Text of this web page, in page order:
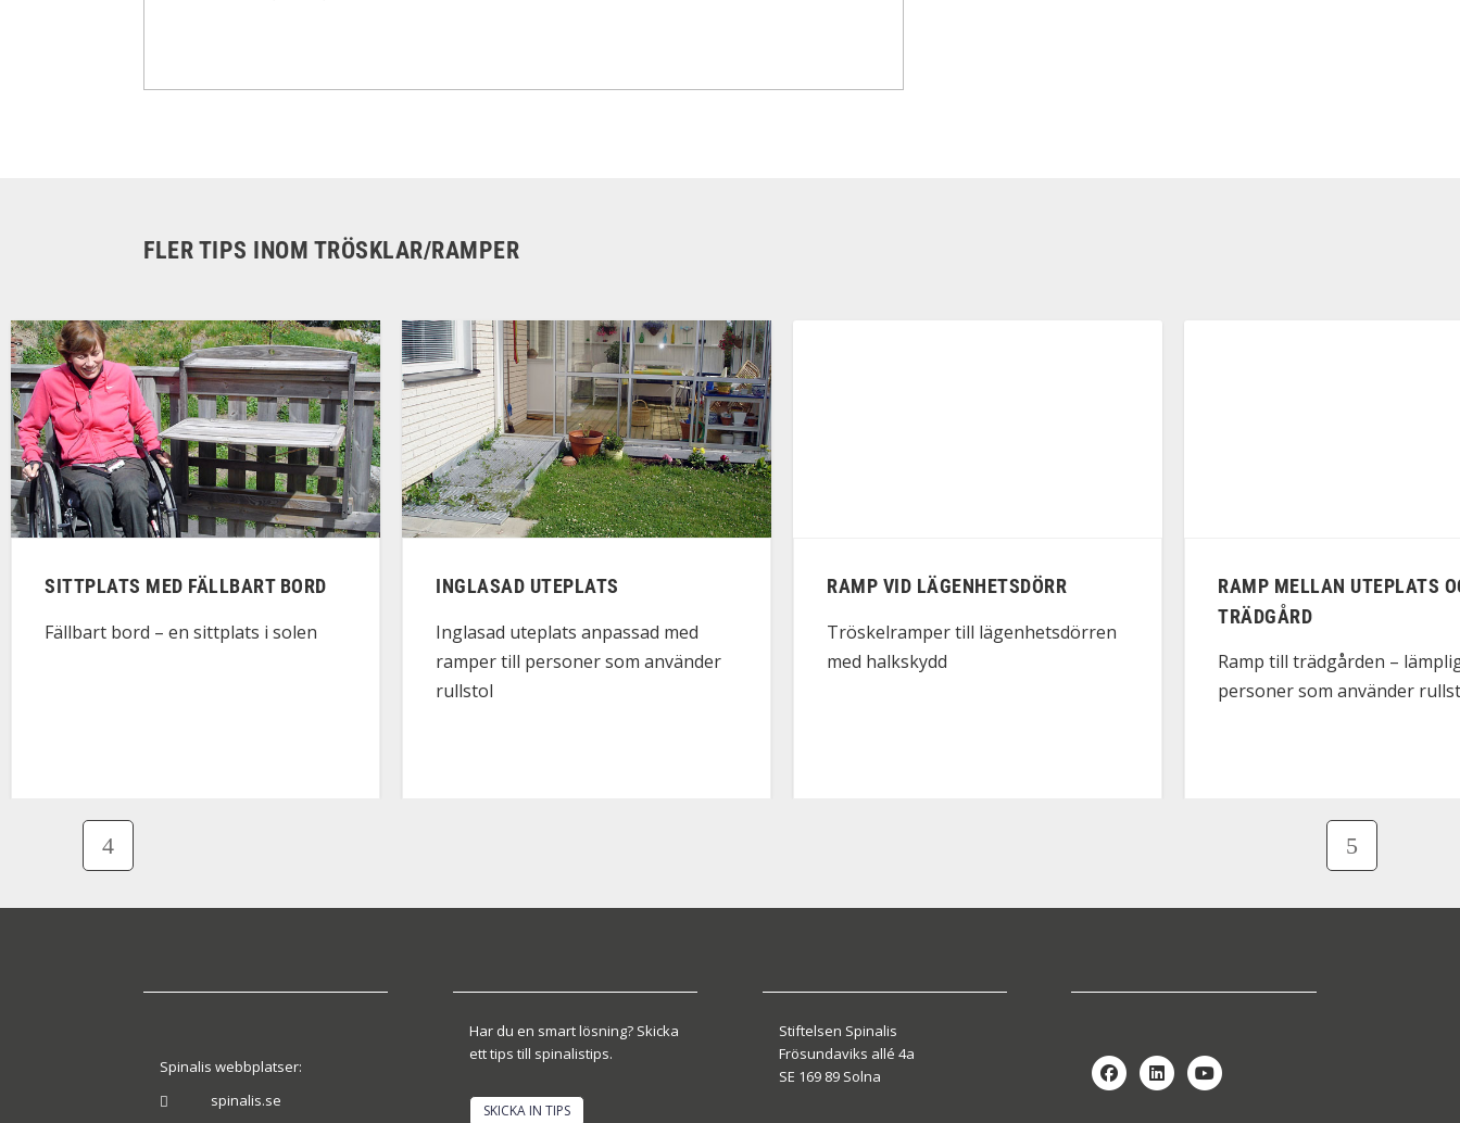
FLER TIPS INOM TRÖSKLAR/RAMPER
SITTPLATS MED FÄLLBART BORD
Fällbart bord – en sittplats i solen
INGLASAD UTEPLATS
Inglasad uteplats anpassad med
ramper till personer som använder
rullstol
RAMP VID LÄGENHETSDÖRR
Tröskelramper till lägenhetsdörren
med halkskydd
RAMP MELLAN UTEPLATS
TRÄDGÅRD
Ramp till trädgården –
personer som använder
Spinalis webbplatser:
 spinalis.se
Har du en smart lösning? Skicka
ett tips till spinalistips.
SKICKA IN TIPS
Stiftelsen Spinalis
Frösundaviks allé 4a
SE 169 89 Solna